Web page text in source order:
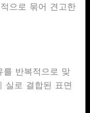
으로 묶어 견고한
를 반복적으로 맞
실로 결합된 표면